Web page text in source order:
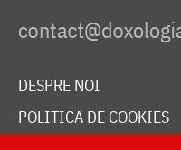
DESPRE NOI
POLITICA DE COOKIES